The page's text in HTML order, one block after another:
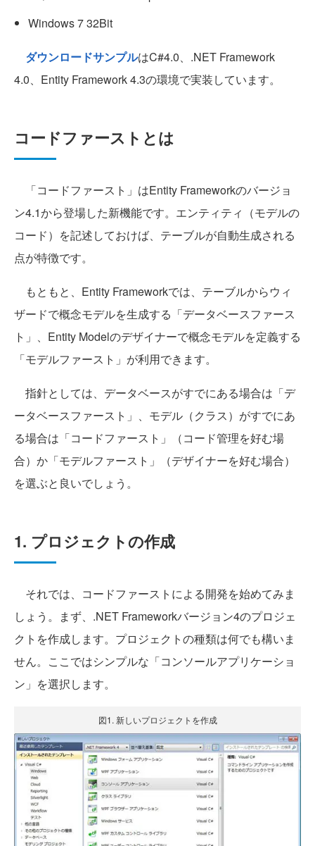
Windows 7 32Bit
ダウンロードサンプルはC#4.0、.NET Framework
4.0、Entity Framework 4.3の環境で実装しています。
コードファーストとは
「コードファースト」はEntity Frameworkのバージョ
ン4.1から登場した新機能です。エンティティ（モデルの
コード）を記述しておけば、テーブルが自動生成される
点が特徴です。
もともと、Entity Frameworkでは、テーブルからウィ
ザードで概念モデルを生成する「データベースファース
ト」、Entity Modelのデザイナーで概念モデルを定義する
「モデルファースト」が利用できます。
指針としては、データベースがすでにある場合は「デ
ータベースファースト」、モデル（クラス）がすでにあ
る場合は「コードファースト」（コード管理を好む場
合）か「モデルファースト」（デザイナーを好む場合）
を選ぶと良いでしょう。
1. プロジェクトの作成
それでは、コードファーストによる開発を始めてみま
しょう。まず、.NET Frameworkバージョン4のプロジェ
クトを作成します。プロジェクトの種類は何でも構いま
せん。ここではシンプルな「コンソールアプリケーショ
ン」を選択します。
図1. 新しいプロジェクトを作成